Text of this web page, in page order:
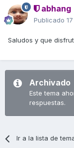
abhang
Publicado
Saludos y que
Archivado
Este tema
respuestas.
Ir a la lista de